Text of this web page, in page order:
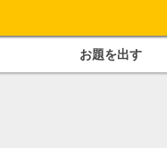
お題を出す